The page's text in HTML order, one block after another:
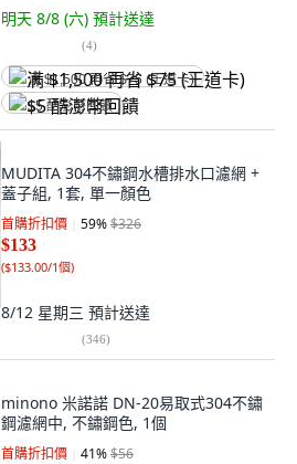
明天 8/8 (六) 預計送達
(4)
满 $1,500 再省 $75 (王道卡)
$5 酷澎幣回饋
MUDITA 304不鏽鋼水槽排水口濾網 +
蓋子組, 1套, 單一顏色
首購折扣價 59%$326
$133
($133.00/1個)
8/12 星期三 預計送達
(346)
minono 米諾諾 DN-20易取式304不鏽
鋼濾網中, 不鏽鋼色, 1個
首購折扣價 41%$56